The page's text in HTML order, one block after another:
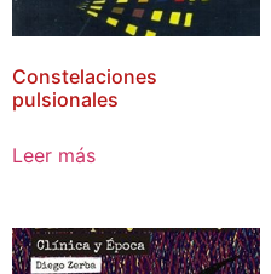
Constelaciones
pulsionales
Leer más